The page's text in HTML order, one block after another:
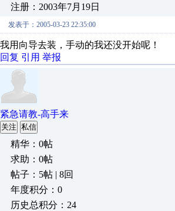
注册：2003年7月19日
发表于：2005-03-23 22:35:00
我用向导去装，手动的我还没开始呢！
回复 引用 举报
紧急请教-高手来
关注 私信
精华：0帖
求助：0帖
帖子：5帖 | 8回
年度积分：0
历史总积分：24